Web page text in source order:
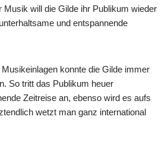
Musik will die Gilde ihr Publikum wieder
und entspannende
konnte die Gilde immer
So tritt das Publikum heuer
Zeitreise an, ebenso wird es aufs
wetzt man ganz international